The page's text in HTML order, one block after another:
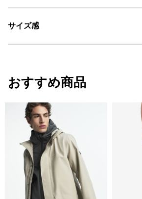
・色：ライトヘザーグレー (004)
サイズ感
S
M
L
おすすめ商品